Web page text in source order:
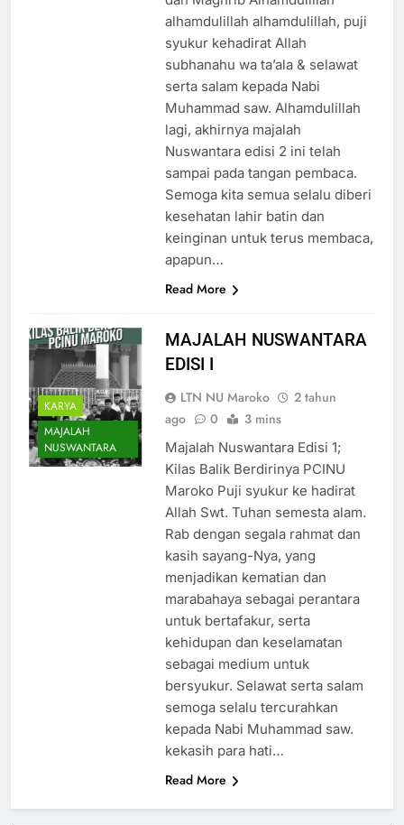
alhamdulillah alhamdulillah, puji
syukur kehadirat Allah
subhanahu wa ta’ala & selawat
serta salam kepada Nabi
Muhammad saw. Alhamdulillah
lagi, akhirnya majalah
Nuswantara edisi 2 ini telah
sampai pada tangan pembaca.
Semoga kita semua selalu diberi
kesehatan lahir batin dan
keinginan untuk terus membaca,
apapun…
Read More
KARYA
MAJALAH
NUSWANTARA
MAJALAH NUSWANTARA
EDISI I
LTN NU Maroko
2 tahun
ago
0 3 mins
Majalah Nuswantara Edisi 1;
Kilas Balik Berdirinya PCINU
Maroko Puji syukur ke hadirat
Allah Swt. Tuhan semesta alam.
Rab dengan segala rahmat dan
kasih sayang-Nya, yang
menjadikan kematian dan
marabahaya sebagai perantara
untuk bertafakur, serta
kehidupan dan keselamatan
sebagai medium untuk
bersyukur. Selawat serta salam
semoga selalu tercurahkan
kepada Nabi Muhammad saw.
kekasih para hati…
Read More